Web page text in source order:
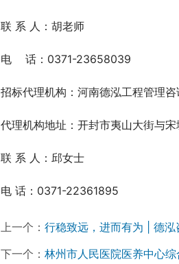
联 系 人：胡老师
电    话：0371-23658039
招标代理机构：河南德泓工程管理咨
代理机构地址：开封市夷山大街与
联 系 人：邱女士
电 话：0371-22361895
上一个： 行稳致远，进而有为 | 德
下一个： 林州市人民医院医养中心